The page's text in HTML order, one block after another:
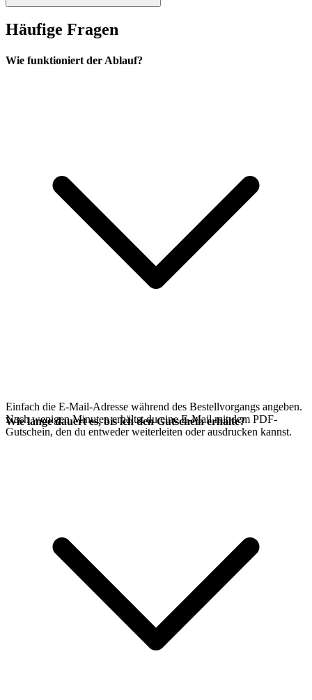
Häufige Fragen
Wie funktioniert der Ablauf?
Einfach die E-Mail-Adresse während des Bestellvorgangs angeben.
Nach wenigen Minuten erhältst du eine E-Mail mit dem PDF-
Gutschein, den du entweder weiterleiten oder ausdrucken kannst.
Wie lange dauert es, bis ich den Gutschein erhalte?